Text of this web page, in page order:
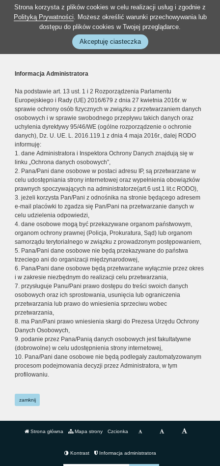
Strona korzysta z plików cookies w celu realizacji usług i zgodnie z
Polityką Prywatności. Możesz określić warunki przechowywania lub
dostępu do plików cookies w Twojej przeglądarce.
Akceptuję ciasteczka
Informacja Administratora
Na podstawie art. 13 ust. 1 i 2 Rozporządzenia Parlamentu
Europejskiego i Rady (UE) 2016/679 z dnia 27 kwietnia 2016r. w
sprawie ochrony osób fizycznych w związku z przetwarzaniem danych
osobowych i w sprawie swobodnego przepływu takich danych oraz
uchylenia dyrektywy 95/46/WE (ogólne rozporządzenie o ochronie
danych), Dz. U. UE. L. 2016.119.1 z dnia 4 maja 2016r., dalej RODO
informuję:
1. dane Administratora i Inspektora Ochrony Danych znajdują się w
linku „Ochrona danych osobowych”,
2. Pana/Pani dane osobowe w postaci adresu IP, są przetwarzane w
celu udostępniania strony internetowej oraz wypełnienia obowiązków
prawnych spoczywających na administratorze(art.6 ust.1 lit.c RODO),
3. jeżeli korzysta Pan/Pani z odnośnika na stronie będącego adresem
e-mail placówki to zgadza się Pan/Pani na przetwarzanie danych w
celu udzielenia odpowiedzi,
4. dane osobowe mogą być przekazywane organom państwowym,
organom ochrony prawnej (Policja, Prokuratura, Sąd) lub organom
samorządu terytorialnego w związku z prowadzonym postępowaniem,
5. Pana/Pani dane osobowe nie będą przekazywane do państwa
trzeciego ani do organizacji międzynarodowej,
6. Pana/Pani dane osobowe będą przetwarzane wyłącznie przez okres
i w zakresie niezbędnym do realizacji celu przetwarzania,
7. przysługuje Panu/Pani prawo dostępu do treści swoich danych
osobowych oraz ich sprostowania, usunięcia lub ograniczenia
przetwarzania lub prawo do wniesienia sprzeciwu wobec
przetwarzania,
8. ma Pan/Pani prawo wniesienia skargi do Prezesa Urzędu Ochrony
Danych Osobowych,
9. podanie przez Pana/Panią danych osobowych jest fakultatywne
(dobrowolne) w celu udostępnienia strony internetowej,
10. Pana/Pani dane osobowe nie będą podlegały zautomatyzowanym
procesom podejmowania decyzji przez Administratora, w tym
profilowaniu.
zamknij
Strona główna Mapa strony Czcionka
Kontrast Informacja administratora